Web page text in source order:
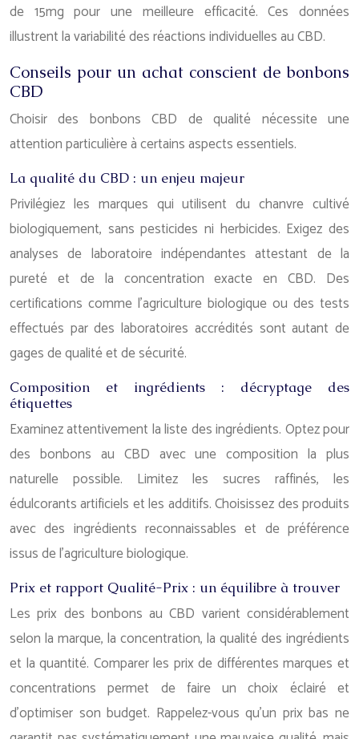
de 15mg pour une meilleure efficacité. Ces données
illustrent la variabilité des réactions individuelles au CBD.
Conseils pour un achat conscient de bonbons
CBD
Choisir des bonbons CBD de qualité nécessite une
attention particulière à certains aspects essentiels.
La qualité du CBD : un enjeu majeur
Privilégiez les marques qui utilisent du chanvre cultivé
biologiquement, sans pesticides ni herbicides. Exigez des
analyses de laboratoire indépendantes attestant de la
pureté et de la concentration exacte en CBD. Des
certifications comme l’agriculture biologique ou des tests
effectués par des laboratoires accrédités sont autant de
gages de qualité et de sécurité.
Composition et ingrédients : décryptage des
étiquettes
Examinez attentivement la liste des ingrédients. Optez pour
des bonbons au CBD avec une composition la plus
naturelle possible. Limitez les sucres raffinés, les
édulcorants artificiels et les additifs. Choisissez des produits
avec des ingrédients reconnaissables et de préférence
issus de l’agriculture biologique.
Prix et rapport Qualité-Prix : un équilibre à trouver
Les prix des bonbons au CBD varient considérablement
selon la marque, la concentration, la qualité des ingrédients
et la quantité. Comparer les prix de différentes marques et
concentrations permet de faire un choix éclairé et
d’optimiser son budget. Rappelez-vous qu’un prix bas ne